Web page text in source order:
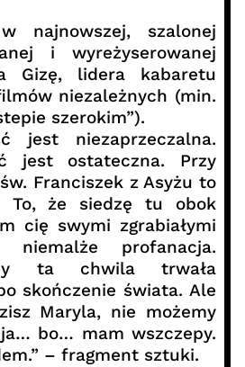
najnowszej, szalonej
i wyreżyserowanej
Gizę, lidera kabaretu
niezależnych (min.
szerokim”).
jest niezaprzeczalna.
jest ostateczna. Przy
Franciszek z Asyżu to
To, że siedzę tu obok
cię swymi zgrabiałymi
profanacja.
by ta chwila trwała
skończenie świata. Ale
Maryla, nie możemy
bo… mam wszczepy.
– fragment sztuki.